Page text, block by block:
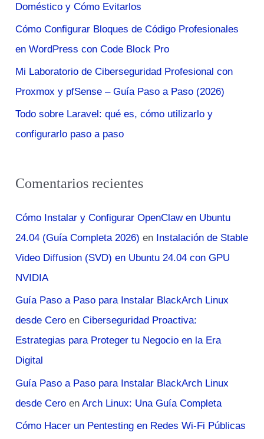
o
r
:
Doméstico y Cómo Evitarlos
Cómo Configurar Bloques de Código Profesionales
en WordPress con Code Block Pro
Mi Laboratorio de Ciberseguridad Profesional con
Proxmox y pfSense – Guía Paso a Paso (2026)
Todo sobre Laravel: qué es, cómo utilizarlo y
configurarlo paso a paso
Comentarios recientes
Cómo Instalar y Configurar OpenClaw en Ubuntu
24.04 (Guía Completa 2026) en Instalación de Stable
Video Diffusion (SVD) en Ubuntu 24.04 con GPU
NVIDIA
Guía Paso a Paso para Instalar BlackArch Linux
desde Cero enCiberseguridad Proactiva:
Estrategias para Proteger tu Negocio en la Era
Digital
Guía Paso a Paso para Instalar BlackArch Linux
desde Cero enArch Linux: Una Guía Completa
Cómo Hacer un Pentesting en Redes Wi-Fi Públicas